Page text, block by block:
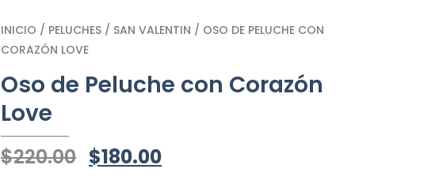
INICIO / PELUCHES / SAN VALENTIN / OSO DE PELUCHE CON
CORAZÓN LOVE
Oso de Peluche con Corazón
Love
$220.00 $180.00